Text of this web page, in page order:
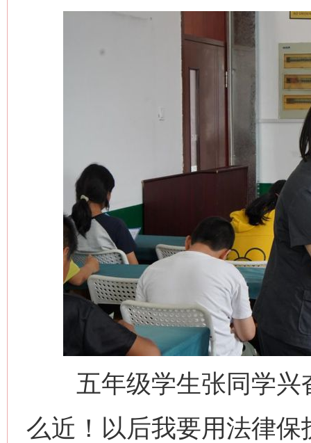
五年级学生张同学兴
么近！以后我要用法律